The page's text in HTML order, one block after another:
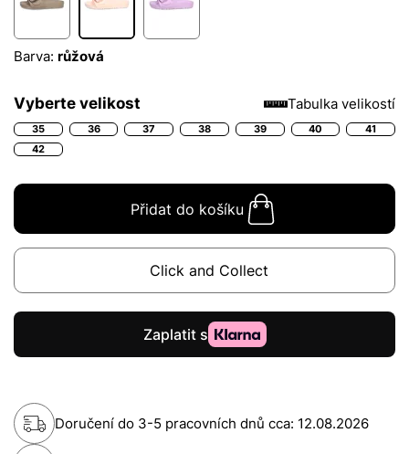
Barva: růžová
Vyberte velikost Tabulka velikostí
35 36 37 38 39 40
41
42
Přidat do košíku
Click and Collect
Doručení do 3-5 pracovních dnů cca: 12.08.2026